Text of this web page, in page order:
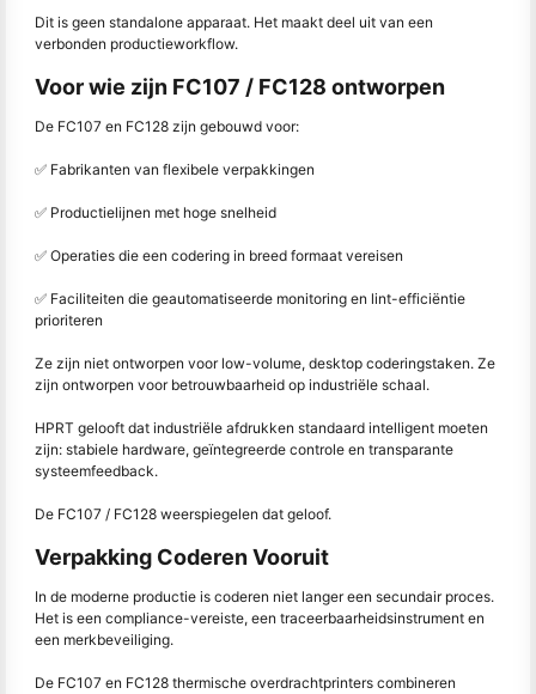
Dit is geen standalone apparaat. Het maakt deel uit van een
verbonden productieworkflow.
Voor wie zijn FC107 / FC128 ontworpen
De FC107 en FC128 zijn gebouwd voor:
✅ Fabrikanten van flexibele verpakkingen
✅ Productielijnen met hoge snelheid
✅ Operaties die een codering in breed formaat vereisen
✅ Faciliteiten die geautomatiseerde monitoring en lint-efficiëntie
prioriteren
Ze zijn niet ontworpen voor low-volume, desktop coderingstaken. Ze
zijn ontworpen voor betrouwbaarheid op industriële schaal.
HPRT gelooft dat industriële afdrukken standaard intelligent moeten
zijn: stabiele hardware, geïntegreerde controle en transparante
systeemfeedback.
De FC107 / FC128 weerspiegelen dat geloof.
Verpakking Coderen Vooruit
In de moderne productie is coderen niet langer een secundair proces.
Het is een compliance-vereiste, een traceerbaarheidsinstrument en
een merkbeveiliging.
De FC107 en FC128 thermische overdrachtprinters combineren